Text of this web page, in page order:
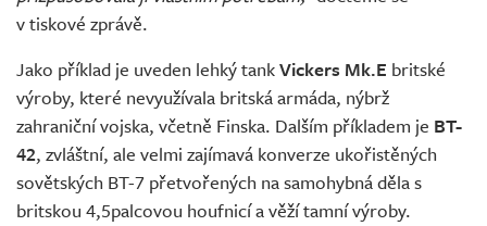
v tiskové zprávě.
Jako příklad je uveden lehký tankVickers Mk.E britské
výroby, které nevyužívala britská armáda, nýbrž
zahraniční vojska, včetně Finska. Dalším příkladem je BT-
42, zvláštní, ale velmi zajímavá konverze ukořistěných
sovětských BT-7 přetvořených na samohybná děla s
britskou 4,5palcovou houfnicí a věží tamní výroby.